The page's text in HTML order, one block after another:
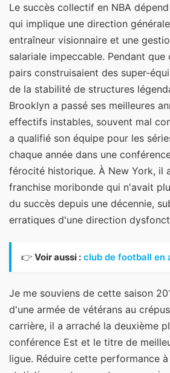
Le succès collectif en NBA
qui implique une direction
entraîneur visionnaire et une
salariale impeccable. Pendant que
pairs construisaient des super-
de la stabilité de structures
Brooklyn a passé ses meilleures
effectifs instables, souvent mal
a qualifié son équipe pour les
chaque année dans une
férocité historique. À New York, il
franchise moribonde qui n'avait
du succès depuis une décennie,
erratiques d'une direction
👉 Voir aussi : club de football en
Je me souviens de cette saison
d'une armée de vétérans au
carrière, il a arraché la deuxième
conférence Est et le titre de
ligue. Réduire cette performance